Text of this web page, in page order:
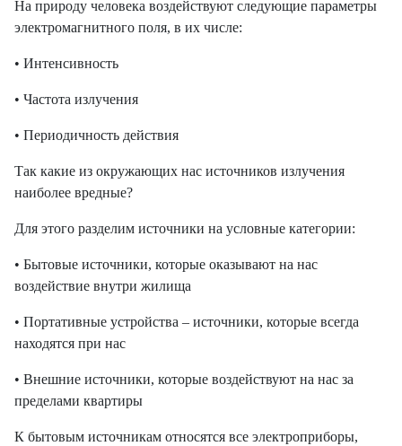
На природу человека воздействуют следующие параметры
электромагнитного поля, в их числе:
• Интенсивность
• Частота излучения
• Периодичность действия
Так какие из окружающих нас источников излучения
наиболее вредные?
Для этого разделим источники на условные категории:
• Бытовые источники, которые оказывают на нас
воздействие внутри жилища
• Портативные устройства – источники, которые всегда
находятся при нас
• Внешние источники, которые воздействуют на нас за
пределами квартиры
К бытовым источникам относятся все электроприборы,